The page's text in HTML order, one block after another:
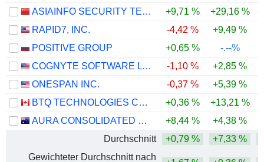
ASIAINFO SECURITY TECHNOLOGIES CO.,LTD.
+9,71 % +29,16 %
RAPID7, INC.
-4,42 % +9,49 %
POSITIVE GROUP
+0,65 %
-.--%
COGNYTE SOFTWARE LTD.
-1,10 % +2,85 %
ONESPAN INC.
-0,37 % +5,39 %
BTQ TECHNOLOGIES CORP.
+0,36 % +13,21 %
AURA CONSOLIDATED GROUP, INC.
+8,44 %
+4,38 %
Durchschnitt
+0,79 % +7,33 %
Gewichteter Durchschnitt nach